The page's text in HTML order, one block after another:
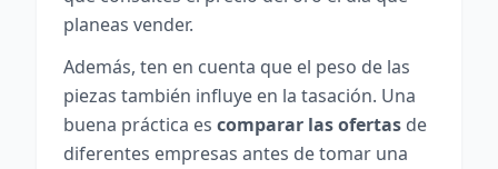
planeas vender.
Además, ten en cuenta que el peso de las
piezas también influye en la tasación. Una
buena práctica es comparar las ofertas de
diferentes empresas antes de tomar una